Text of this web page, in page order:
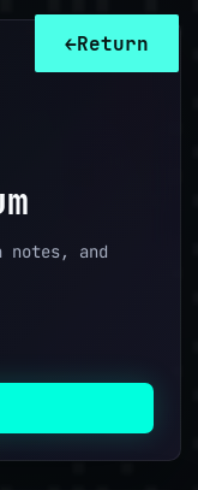
←Return
notes, and